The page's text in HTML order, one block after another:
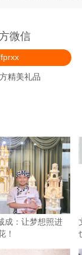
微信
精美礼品
成：让梦想照进
！